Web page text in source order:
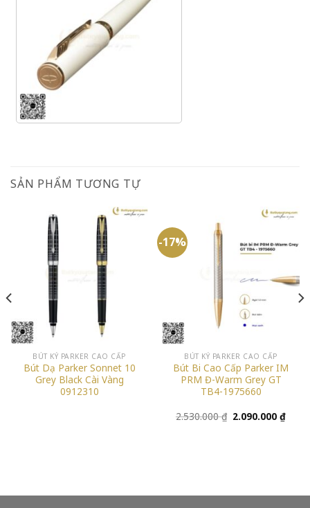
SẢN PHẨM TƯƠNG TỰ
BÚT KÝ PARKER CAO CẤP
Bút Dạ Parker Sonnet 10
Grey Black Cài Vàng
0912310
-17%
BÚT KÝ PARKER CAO CẤP
Bút Bi Cao Cấp Parker IM
PRM Đ-Warm Grey GT
TB4-1975660
2.530.000₫ Giá
gốc
2.090.000₫Giá